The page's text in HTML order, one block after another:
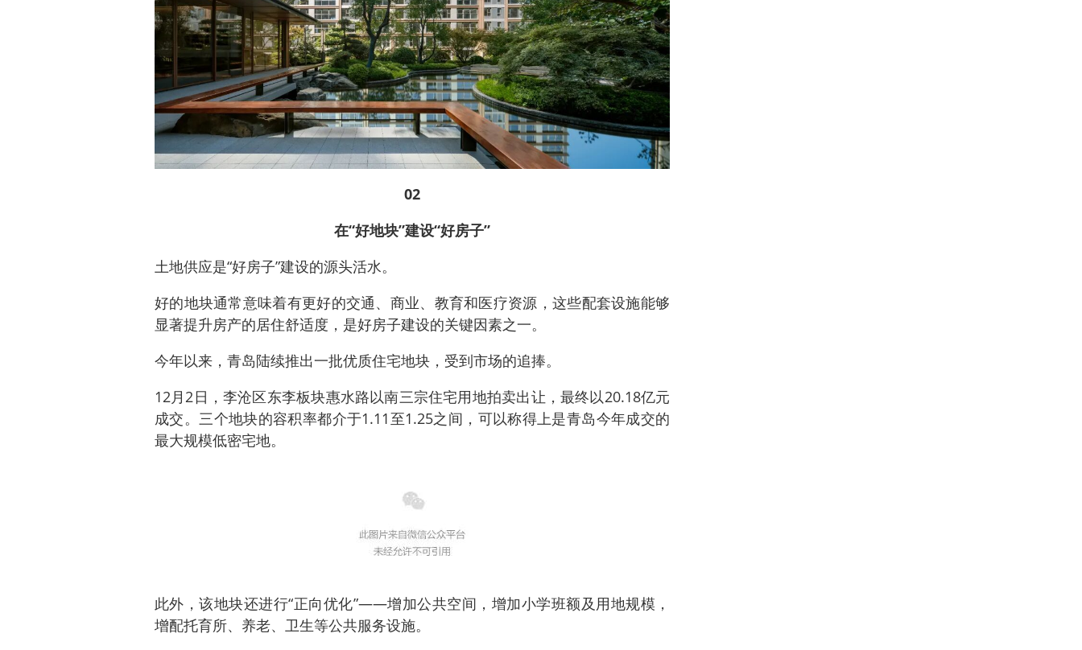
02
在“好地块”建设“好房子”
土地供应是“好房子”建设的源头活水。
好的地块通常意味着有更好的交通、商业、教育和医疗资源，这些配套设施能够
显著提升房产的居住舒适度，是好房子建设的关键因素之一。
今年以来，青岛陆续推出一批优质住宅地块，受到市场的追捧。
12月2日，李沧区东李板块惠水路以南三宗住宅用地拍卖出让，最终以20.18亿元
成交。三个地块的容积率都介于1.11至1.25之间，可以称得上是青岛今年成交的
最大规模低密宅地。
此外，该地块还进行“正向优化”——增加公共空间，增加小学班额及用地规模，
增配托育所、养老、卫生等公共服务设施。